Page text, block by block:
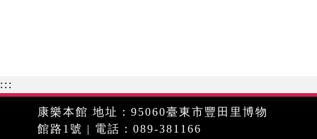
:::
康樂本館 地址：95060臺東市豐田里博物
館路1號 | 電話：089-381166